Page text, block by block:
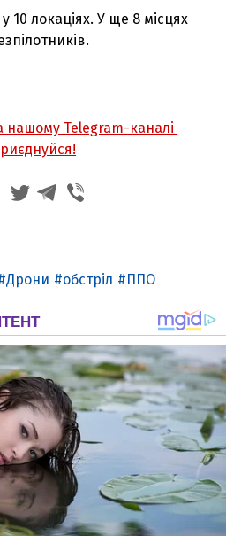
10 локаціях. У ще 8 місцях
нашому Telegram-каналі
Дрони обстріл ППО